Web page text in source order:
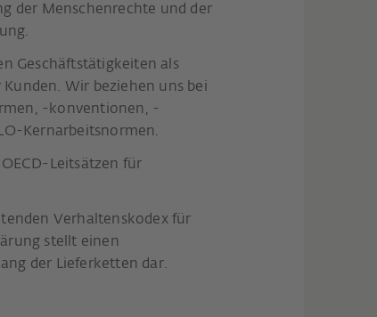
der Menschenrechte und der
Geschäftstätigkeiten als
Wir beziehen uns bei
-konventionen, -
Kernarbeitsnormen.
Leitsätzen für
Verhaltenskodex für
stellt einen
der Lieferketten dar.